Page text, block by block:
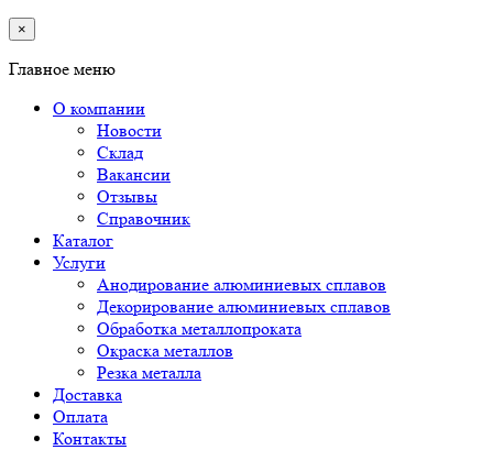
×
Главное меню
О компании
Новости
Склад
Вакансии
Отзывы
Справочник
Каталог
Услуги
Анодирование алюминиевых сплавов
Декорирование алюминиевых сплавов
Обработка металлопроката
Окраска металлов
Резка металла
Доставка
Оплата
Контакты